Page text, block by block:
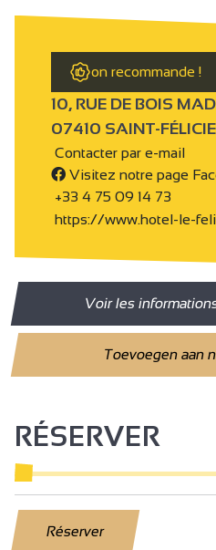
on recommande !
10, RUE DE BOIS
07410 SAINT-
Contacter par e-mail
Visitez notre page
+33 4 75 09 14 73
https://www.hotel-le-
Voir les
Toevoegen aan
RÉSERVER
Réserver